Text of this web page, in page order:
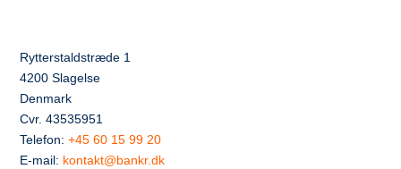
Rytterstaldstræde 1
4200 Slagelse
Denmark
Cvr. 43535951
Telefon:+45 60 15 99 20
E-mail: kontakt@bankr.dk